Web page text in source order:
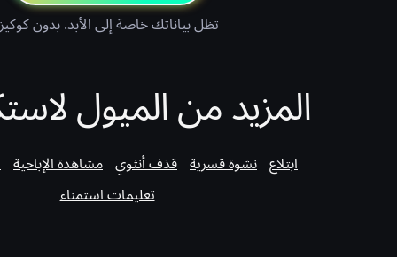
تظل بياناتك خاصة إلى الأبد. بدون
المزيد من الميول
ابتلاع نشوة قسرية قذف أنثوي مشاهدة الإباحية
تعليمات استمناء